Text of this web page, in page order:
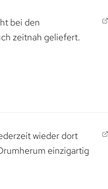
bei den
zeitnah geliefert.
wieder dort
einzigartig